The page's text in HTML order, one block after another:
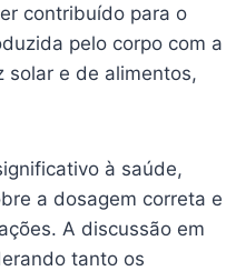
contribuído para o
pelo corpo com a
solar e de alimentos,
à saúde,
a dosagem correta e
A discussão em
tanto os